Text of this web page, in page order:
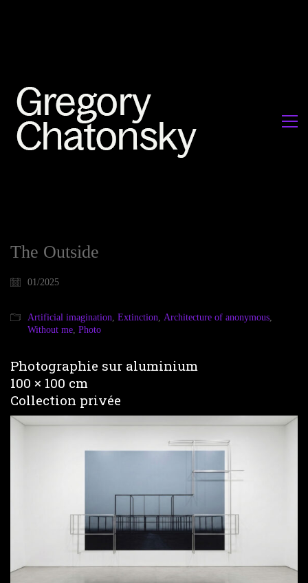
The Outside
01/2025
Artificial imagination, Extinction, Architecture of anonymous,
Without me, Photo
Photographie sur aluminium
100 × 100 cm
Collection privée